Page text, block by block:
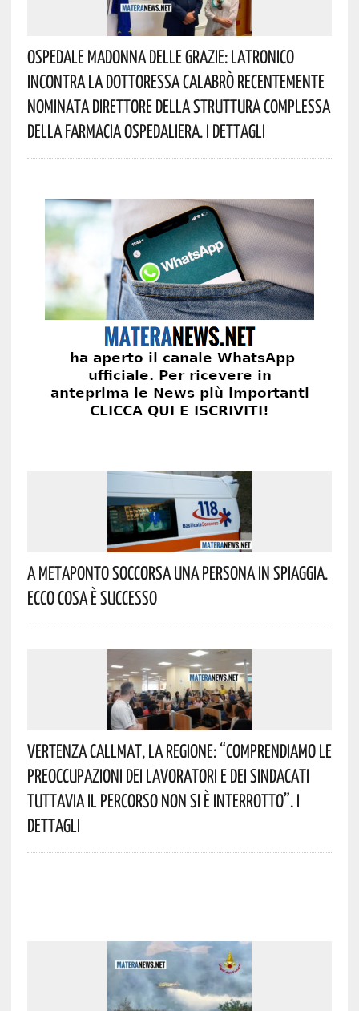
Ospedale Madonna Delle Grazie: Latronico
Incontra La Dottoressa Calabrò Recentemente
Nominata Direttore Della Struttura Complessa
Della Farmacia Ospedaliera. I Dettagli
A Metaponto Soccorsa Una Persona In Spiaggia.
Ecco Cosa È Successo
Vertenza CallMat, La Regione: “comprendiamo Le
Preoccupazioni Dei Lavoratori E Dei Sindacati
Tuttavia Il Percorso Non Si È Interrotto”. I
Dettagli